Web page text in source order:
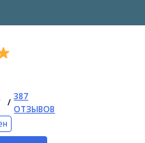
/
387
ОТЗЫВОВ